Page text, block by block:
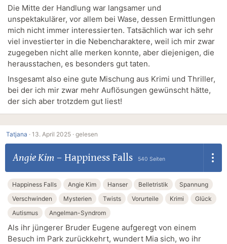
Die Mitte der Handlung war langsamer und
unspektakulärer, vor allem bei Wase, dessen Ermittlungen
mich nicht immer interessierten. Tatsächlich war ich sehr
viel investierter in die Nebencharaktere, weil ich mir zwar
zugegeben nicht alle merken konnte, aber diejenigen, die
herausstachen, es besonders gut taten.
Insgesamt also eine gute Mischung aus Krimi und Thriller,
bei der ich mir zwar mehr Auflösungen gewünscht hätte,
der sich aber trotzdem gut liest!
Tatjana · 13. April 2025 · gelesen
Angie Kim– Happiness Falls 540 Seiten
Happiness Falls Angie Kim Hanser Belletristik
Spannung
Verschwinden
Mysterien Twists Vorurteile Krimi
Glück
Autismus
Angelman-Syndrom
Als ihr jüngerer Bruder Eugene aufgeregt von einem
Besuch im Park zurückkehrt, wundert Mia sich, wo ihr